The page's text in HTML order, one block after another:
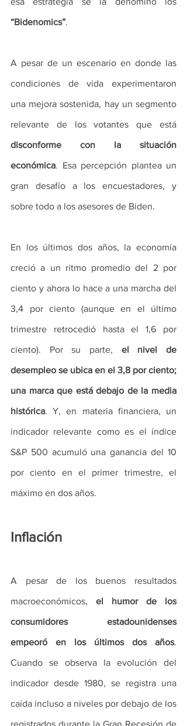
“Bidenomics”.
A pesar de un escenario en donde las
condiciones de vida experimentaron
una mejora sostenida, hay un segmento
disconforme con la situación
económica. Esa percepción plantea un
gran desafío a los encuestadores, y
sobre todo a los asesores de Biden.
En los últimos dos años, la economía
creció a un ritmo promedio del 2 por
ciento y ahora lo hace a una marcha del
3,4 por ciento (aunque en el último
trimestre retrocedió hasta el 1,6 por
ciento). Por su parte, el nivel de
desempleo se ubica en el 3,8 por ciento;
una marca que está debajo de la media
histórica. Y, en materia financiera, un
indicador relevante como es el índice
S&P 500 acumuló una ganancia del 10
por ciento en el primer trimestre, el
máximo en dos años.
Inflación
A pesar de los buenos resultados
macroeconómicos, el humor de los
consumidores estadounidenses
empeoró en los últimos dos años.
Cuando se observa la evolución del
indicador desde 1980, se registra una
caída incluso a niveles por debajo de los